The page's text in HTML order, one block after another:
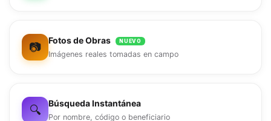
📷 Fotos de Obras NUEVO
Imágenes reales tomadas en campo
🔍 Búsqueda Instantánea
Por nombre, código o beneficiario